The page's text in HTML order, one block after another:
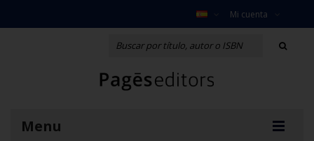
Mi cuenta
Menu